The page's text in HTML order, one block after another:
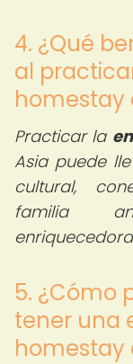
4. ¿Qué
al
homestay
Practicar la
Asia puede
cultural,
familia
5. ¿Cómo
tener una
homestay